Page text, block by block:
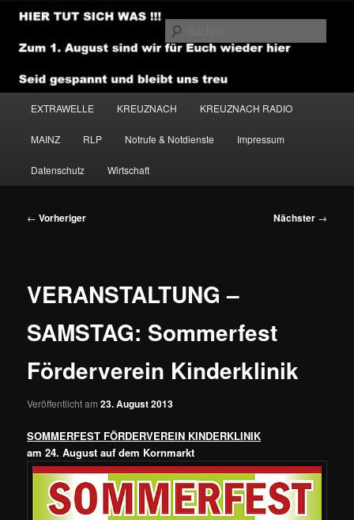
Zum
primären
Inhalt
NEWSHOUSE.MEDIA
EXTRAWELLE KREUZNACH KREUZNACH RADIO
MAINZ RLP Notrufe & Notdienste Impressum
Datenschutz Wirtschaft
Beitragsnavigation
← Vorheriger Nächster →
VERANSTALTUNG –
SAMSTAG: Sommerfest
Förderverein Kinderklinik
Veröffentlicht am23. August 2013
SOMMERFEST FÖRDERVEREIN KINDERKLINIK
am 24. August auf dem Kornmarkt